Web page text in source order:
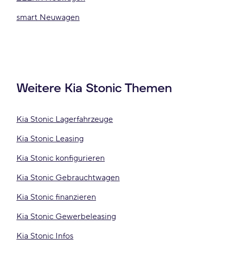
smart Neuwagen
Weitere Kia Stonic Themen
Kia Stonic Lagerfahrzeuge
Kia Stonic Leasing
Kia Stonic konfigurieren
Kia Stonic Gebrauchtwagen
Kia Stonic finanzieren
Kia Stonic Gewerbeleasing
Kia Stonic Infos